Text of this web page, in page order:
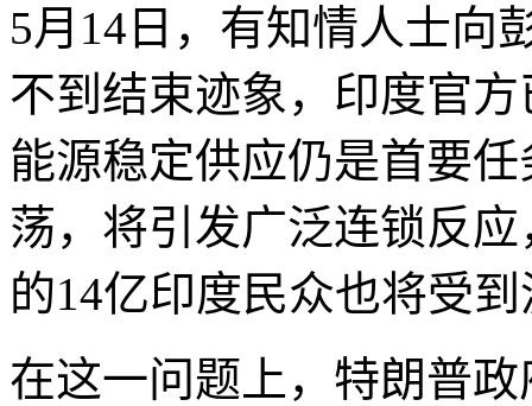
5月14日，有知情人士向
不到结束迹象，印度官
能源稳定供应仍是首要
荡，将引发广泛连锁反
的14亿印度民众也将受
在这一问题上，特朗普